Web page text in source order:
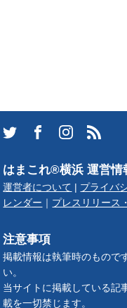
はまこれ®横浜 運営情
運営者について | プライバ
レンダー ｜ プレスリリース
注意事項
掲載情報は執筆時のもので
い。
当サイトに掲載している記
載を一切禁じます。